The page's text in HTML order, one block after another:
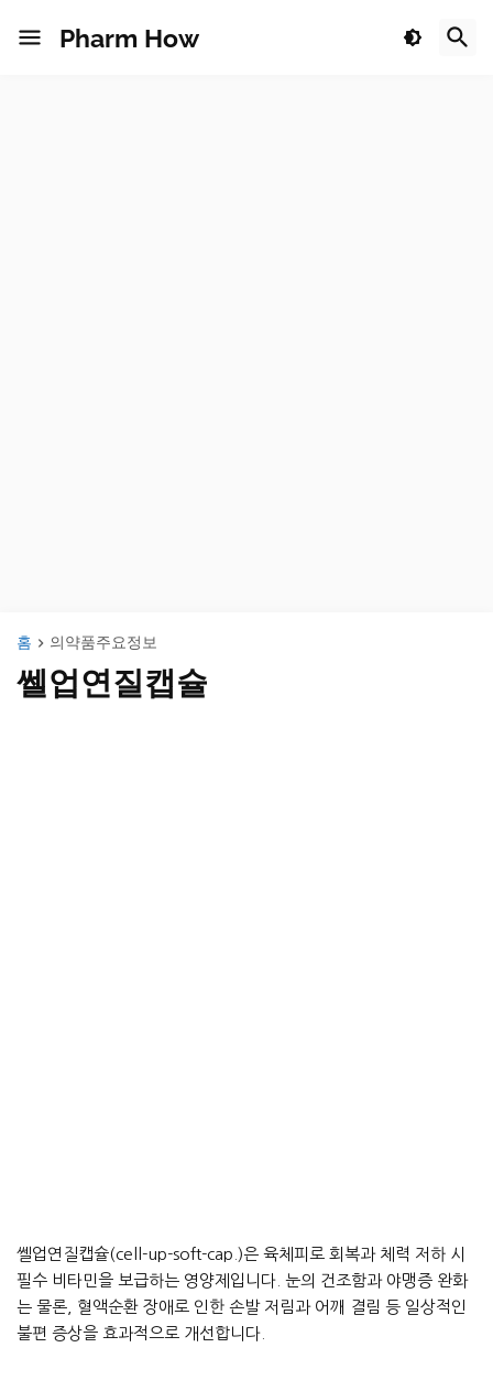
Pharm How
홈 의약품주요정보
쎌업연질캡슐
쎌업연질캡슐(cell-up-soft-cap.)은 육체피로 회복과 체력 저하 시
필수 비타민을 보급하는 영양제입니다. 눈의 건조함과 야맹증 완화
는 물론, 혈액순환 장애로 인한 손발 저림과 어깨 결림 등 일상적인
불편 증상을 효과적으로 개선합니다.